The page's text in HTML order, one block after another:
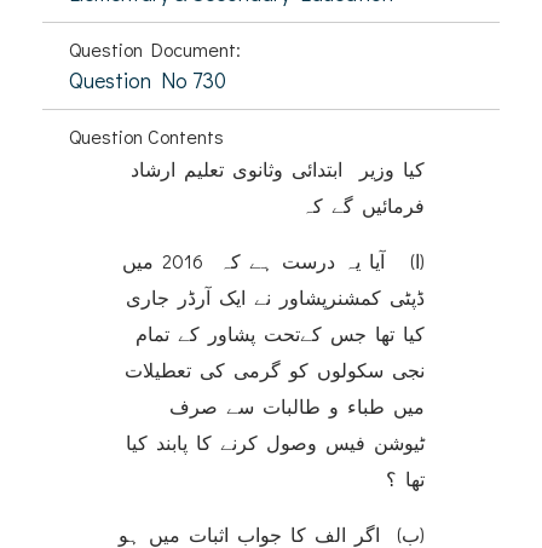
Question Document:
Question No 730
Question Contents
کیا وزیر ابتدائی وثانوی تعلیم ارشاد
فرمائیں گے کہ
(ا) آیا یہ درست ہے کہ 2016 میں
ڈپٹی کمشنرپشاور نے ایک آرڈر جاری
کیا تھا جس کےتحت پشاور کے تمام
نجی سکولوں کو گرمی کی تعطیلات
میں طباء و طالبات سے صرف
ٹیوشن فیس وصول کرنے کا پابند کیا
تھا ؟
(ب) اگر الف کا جواب اثبات میں ہو